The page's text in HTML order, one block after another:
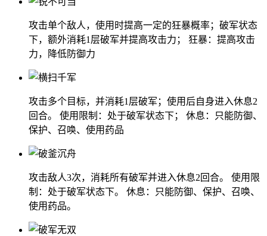
攻击单个敌人，使用时提高一定的狂暴概率；破军状态
下，额外消耗1层破军并提高攻击力； 狂暴：提高攻击
力，降低防御力
攻击多个目标，并消耗1层破军；使用后自身进入休息2
回合。 使用限制：处于破军状态下； 休息：只能防御、
保护、召唤、使用药品
攻击敌人3次，消耗所有破军并进入休息2回合。 使用限
制：处于破军状态下。 休息：只能防御、保护、召唤、
使用药品。